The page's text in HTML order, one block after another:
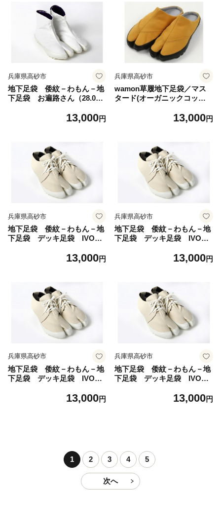
下足袋職人技 五つ星ひょう
ご選定商品
下足袋職人技 五つ星ひょう
ご選定商品
兵庫県高砂市
地下足袋 倭紋－わもん－地
下足袋 お遍路さん（28.0c
シューズ わもん地下足袋
下足袋職人技 五つ星ひょう
ご選定商品
13,000円
兵庫県高砂市
wamon草履地下足袋／マス
タード(オーガニックコット
13,000円
兵庫県高砂市
地下足袋 倭紋－わもん－地
下足袋 デッキ足袋 IVORY
もん地下足袋 倭紋地下足
技 五つ星ひょうご選定商品
13,000円
兵庫県高砂市
地下足袋 倭紋－わもん－地
下足袋 デッキ足袋 IVORY
もん地下足袋 倭紋地下足
技 五つ星ひょうご選定商品
13,000円
兵庫県高砂市
地下足袋 倭紋－わもん－地
下足袋 デッキ足袋 IVORY
もん地下足袋 倭紋地下足
13,000円
兵庫県高砂市
地下足袋 倭紋－わもん－地
下足袋 デッキ足袋 IVORY
もん地下足袋 倭紋地下足
13,000円
1 2 3 4 5
次へ